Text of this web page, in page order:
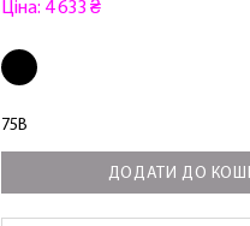
Ціна: 4 633 ₴
75B
ДОДАТИ ДО